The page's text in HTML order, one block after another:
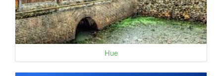
Hue